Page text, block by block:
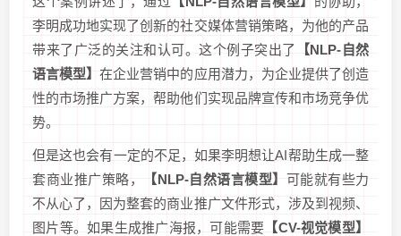
李明成功地实现了创新的社交媒体营销策略，为他的产品
带来了广泛的关注和认可。这个例子突出了
【NLP-自然
语言模型】在企业营销中的应用潜力，为企业提供了创造
性的市场推广方案，帮助他们实现品牌宣传和市场竞争优
势。
但是这也会有一定的不足，如果李明想让AI帮助生成一整
套商业推广策略，
【NLP-自然语言模型】 可能就有些力
不从心了，因为整套的商业推广文件形式，涉及到视频、
图片等。如果生成推广海报，可能需要 【CV-视觉模型】